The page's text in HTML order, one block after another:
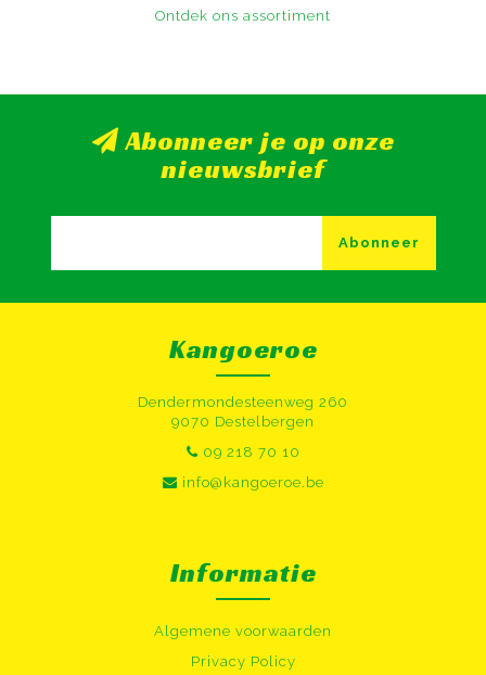
Ontdek ons assortiment
Abonneer je op onze
nieuwsbrief
Abonneer
Kangoeroe
Dendermondesteenweg 260
9070 Destelbergen
09 218 70 10
info@kangoeroe.be
Informatie
Algemene voorwaarden
Privacy Policy